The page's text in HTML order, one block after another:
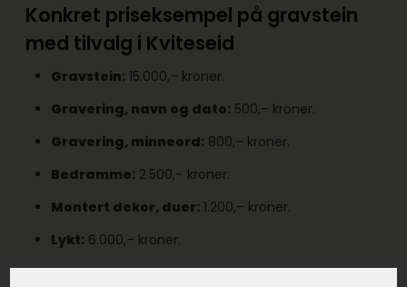
Konkret priseksempel på gravstein
med tilvalg i Kviteseid
Gravstein: 15.000,– kroner.
Gravering, navn og dato: 500,– kroner.
Gravering, minneord: 800,– kroner.
Bedramme: 2.500,– kroner.
Montert dekor, duer: 1.200,– kroner.
Lykt: 6.000,– kroner.